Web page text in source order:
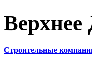
Верхнее
Строительные